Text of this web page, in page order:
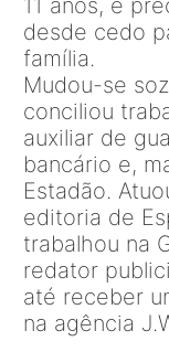
desde cedo
família.
Mudou-se
conciliou
auxiliar de
bancário e,
Estadão.
editoria de
trabalhou na
redator
até receber
na agência